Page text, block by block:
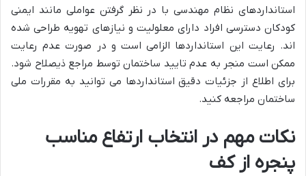
استانداردهای نظام مهندسی با در نظر گرفتن عواملی مانند ایمنی
کودکان دسترسی افراد دارای معلولیت و نیازهای تهویه طراحی شده
اند. رعایت این استانداردها الزامی است و در صورت عدم رعایت
ممکن است منجر به عدم تایید ساختمان توسط مراجع ذیصلاح شود.
برای اطلاع از جزئیات دقیق استانداردها می توانید به مقررات ملی
ساختمان مراجعه کنید.
نکات مهم در انتخاب ارتفاع مناسب
پنجره از کف